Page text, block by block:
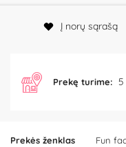
Prekės ženklas Fun
Į norų sąrašą
Prekę turime: 5